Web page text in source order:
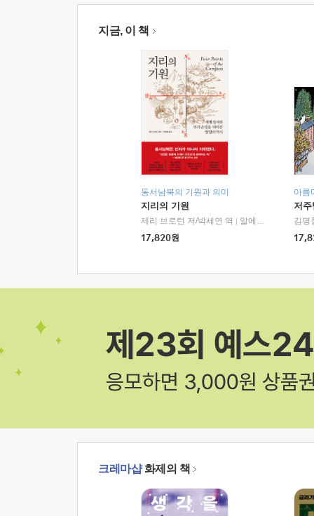
지금, 이 책
동서남북의 기원과 의미
지리의 기원
제리 브로턴 저/박세연 역
알에이치코리아(RHK)
17,820원
아름
저
김명
크레마샵화제의 책